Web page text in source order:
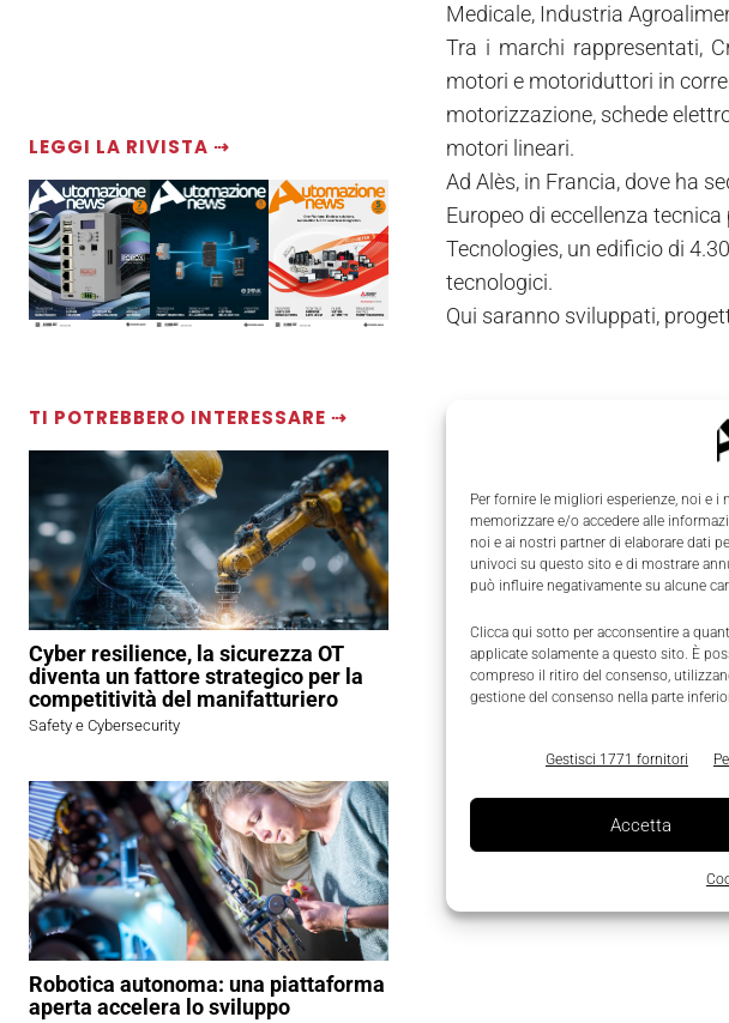
Per fornire le migliori esperienze, noi e
memorizzare e/o accedere alle
noi e ai nostri partner di elaborare dati
univoci su questo sito e di mostrare
può influire negativamente su alcune
Clicca qui sotto per acconsentire a
applicate solamente a questo sito. È
compreso il ritiro del consenso,
gestione del consenso nella parte
Gestisci 1771 fornitori
Accetta
LEGGI LA RIVISTA ⇢
TI POTREBBERO INTERESSARE ⇢
Cyber resilience, la sicurezza OT
diventa un fattore strategico per la
competitività del manifatturiero
Safety e Cybersecurity
Robotica autonoma: una piattaforma
aperta accelera lo sviluppo
Medicale, Industria
Tra i marchi rappresentati,
motori e motoriduttori in
motorizzazione, schede
motori lineari.
Ad Alès, in Francia, dove ha
Europeo di eccellenza
Tecnologies, un edificio di
tecnologici.
Qui saranno sviluppati,